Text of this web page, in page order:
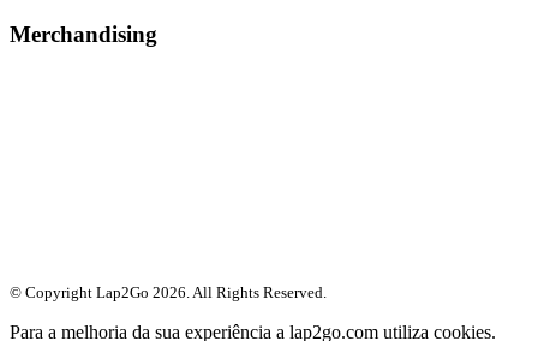
Merchandising
© Copyright Lap2Go 2026. All Rights Reserved.
Para a melhoria da sua experiência a lap2go.com utiliza cookies.